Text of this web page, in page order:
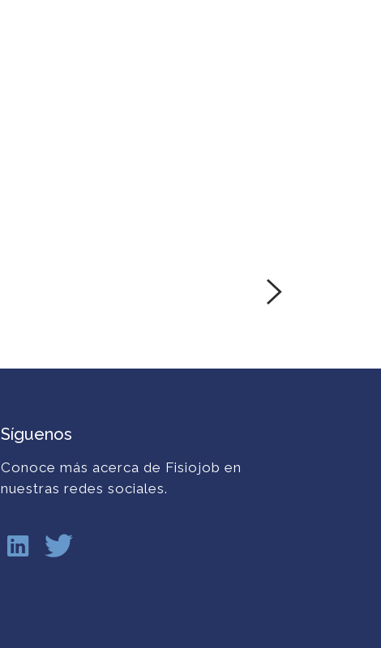
Síguenos
Conoce más acerca de Fisiojob en
nuestras redes sociales.